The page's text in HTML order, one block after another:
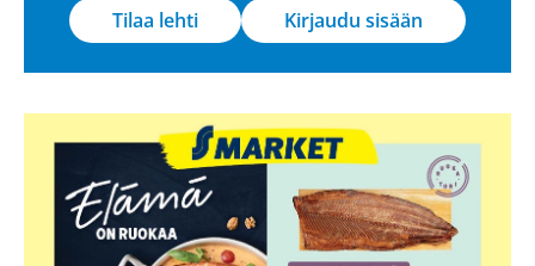
Tilaa lehti Kirjaudu sisään